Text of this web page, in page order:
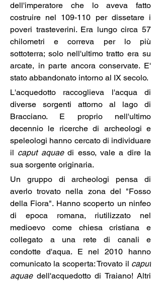
dell'imperatore che lo aveva fatto
costruire nel 109-110 per dissetare i
poveri trasteverini. Era lungo circa 57
chilometri e correva per lo più
sottoterra; solo nell'ultimo tratto era su
arcate, in parte ancora conservate. E'
stato abbandonato intorno al IX secolo.
L'acquedotto raccoglieva l'acqua di
diverse sorgenti attorno al lago di
Bracciano. E proprio nell'ultimo
decennio le ricerche di archeologi e
speleologi hanno cercato di individuare
il caput aquae di esso, vale a dire la
sua sorgente originaria.
Un gruppo di archeologi pensa di
averlo trovato nella zona del "Fosso
della Fiora". Hanno scoperto un ninfeo
di epoca romana, riutilizzato nel
medioevo come chiesa cristiana e
collegato a una rete di canali e
condotte d'aqua. E nel 2010 hanno
comunicato la scoperta: Trovato il caput
aquae dell'acquedotto di Traiano! Altri